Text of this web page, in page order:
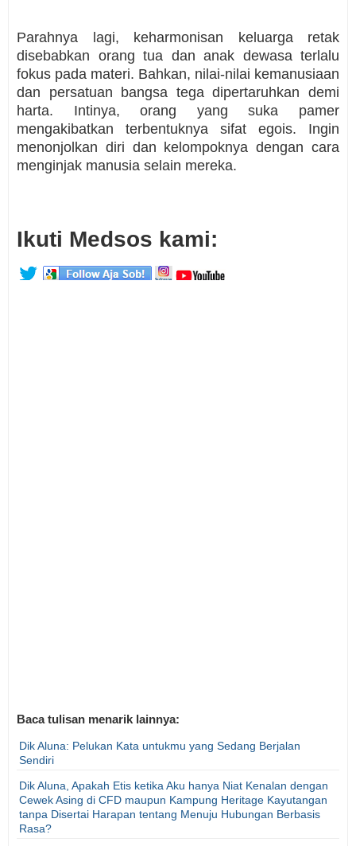
Parahnya lagi, keharmonisan keluarga retak
disebabkan orang tua dan anak dewasa terlalu
fokus pada materi. Bahkan, nilai-nilai kemanusiaan
dan persatuan bangsa tega dipertaruhkan demi
harta. Intinya, orang yang suka pamer
mengakibatkan terbentuknya sifat egois. Ingin
menonjolkan diri dan kelompoknya dengan cara
menginjak manusia selain mereka.
Ikuti Medsos kami:
Baca tulisan menarik lainnya:
Dik Aluna: Pelukan Kata untukmu yang Sedang Berjalan
Sendiri
Dik Aluna, Apakah Etis ketika Aku hanya Niat Kenalan dengan
Cewek Asing di CFD maupun Kampung Heritage Kayutangan
tanpa Disertai Harapan tentang Menuju Hubungan Berbasis
Rasa?